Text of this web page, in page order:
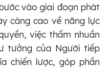
vào giai đoạn phát
càng cao về năng lực
việc thấm nhuần
tưởng của Người tiếp
chiến lược, góp phần